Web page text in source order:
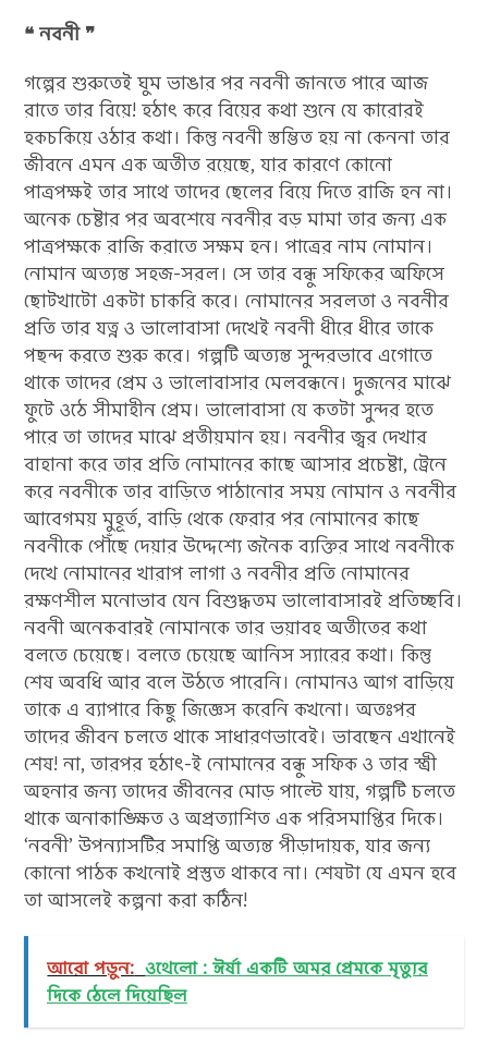
❝ নবনী ❞
গল্পের শুরুতেই ঘুম ভাঙার পর নবনী জানতে পারে আজ
রাতে তার বিয়ে! হঠাৎ করে বিয়ের কথা শুনে যে কারোরই
হকচকিয়ে ওঠার কথা। কিন্তু নবনী স্তম্ভিত হয় না কেননা তার
জীবনে এমন এক অতীত রয়েছে, যার কারণে কোনো
পাত্রপক্ষই তার সাথে তাদের ছেলের বিয়ে দিতে রাজি হন না।
অনেক চেষ্টার পর অবশেষে নবনীর বড় মামা তার জন্য এক
পাত্রপক্ষকে রাজি করাতে সক্ষম হন। পাত্রের নাম নোমান।
নোমান অত্যন্ত সহজ-সরল। সে তার বন্ধু সফিকের অফিসে
ছোটখাটো একটা চাকরি করে। নোমানের সরলতা ও নবনীর
প্রতি তার যত্ন ও ভালোবাসা দেখেই নবনী ধীরে ধীরে তাকে
পছন্দ করতে শুরু করে। গল্পটি অত্যন্ত সুন্দরভাবে এগোতে
থাকে তাদের প্রেম ও ভালোবাসার মেলবন্ধনে। দুজনের মাঝে
ফুটে ওঠে সীমাহীন প্রেম। ভালোবাসা যে কতটা সুন্দর হতে
পারে তা তাদের মাঝে প্রতীয়মান হয়। নবনীর জ্বর দেখার
বাহানা করে তার প্রতি নোমানের কাছে আসার প্রচেষ্টা, ট্রেনে
করে নবনীকে তার বাড়িতে পাঠানোর সময় নোমান ও নবনীর
আবেগময় মুহূর্ত, বাড়ি থেকে ফেরার পর নোমানের কাছে
নবনীকে পৌঁছে দেয়ার উদ্দেশ্যে জনৈক ব্যক্তির সাথে নবনীকে
দেখে নোমানের খারাপ লাগা ও নবনীর প্রতি নোমানের
রক্ষণশীল মনোভাব যেন বিশুদ্ধতম ভালোবাসারই প্রতিচ্ছবি।
নবনী অনেকবারই নোমানকে তার ভয়াবহ অতীতের কথা
বলতে চেয়েছে। বলতে চেয়েছে আনিস স্যারের কথা। কিন্তু
শেষ অবধি আর বলে উঠতে পারেনি। নোমানও আগ বাড়িয়ে
তাকে এ ব্যাপারে কিছু জিজ্ঞেস করেনি কখনো। অতঃপর
তাদের জীবন চলতে থাকে সাধারণভাবেই। ভাবছেন এখানেই
শেষ! না, তারপর হঠাৎ-ই নোমানের বন্ধু সফিক ও তার স্ত্রী
অহনার জন্য তাদের জীবনের মোড় পাল্টে যায়, গল্পটি চলতে
থাকে অনাকাঙ্ক্ষিত ও অপ্রত্যাশিত এক পরিসমাপ্তির দিকে।
‘নবনী’ উপন্যাসটির সমাপ্তি অত্যন্ত পীড়াদায়ক, যার জন্য
কোনো পাঠক কখনোই প্রস্তুত থাকবে না। শেষটা যে এমন হবে
তা আসলেই কল্পনা করা কঠিন!
আরো পড়ুন: ওথেলো : ঈর্ষা একটি অমর প্রেমকে মৃত্যুর
দিকে ঠেলে দিয়েছিল